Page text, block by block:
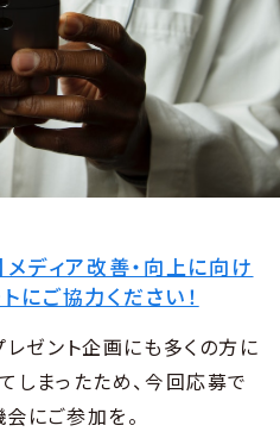
メディア改善・向上に向け
にご協力ください！
レゼント企画にも多くの方に
しまったため、今回応募で
にご参加を。